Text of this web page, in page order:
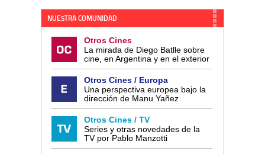
NUESTRA COMUNIDAD
Otros Cines
La mirada de Diego Batlle sobre
cine, en Argentina y en el exterior
Otros Cines / Europa
Una perspectiva europea bajo la
dirección de Manu Yañez
Otros Cines / TV
Series y otras novedades de la
TV por Pablo Manzotti